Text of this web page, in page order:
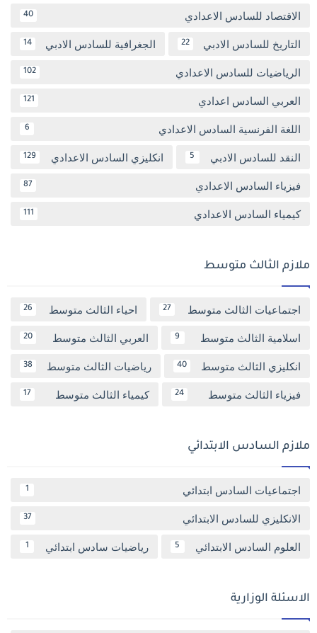
الاقتصاد للسادس الاعدادي 40
التاريخ للسادس الادبي 22 الجغرافية للسادس الادبي 14
الرياضيات للسادس الاعدادي 102
العربي السادس اعدادي 121
اللغة الفرنسية السادس الاعدادي 6
النقد للسادس الادبي 5 انكليزي السادس الاعدادي 129
فيزياء السادس الاعدادي 87
كيمياء السادس الاعدادي 111
ملازم الثالث متوسط
اجتماعيات الثالث متوسط 27 احياء الثالث متوسط 26
اسلامية الثالث متوسط 9 العربي الثالث متوسط 20
انكليزي الثالث متوسط 40 رياضيات الثالث متوسط 38
فيزياء الثالث متوسط 24 كيمياء الثالث متوسط 17
ملازم السادس الابتدائي
اجتماعيات السادس ابتدائي 1
الانكليزي للسادس الابتدائي 37
العلوم السادس الابتدائي 5 رياضيات سادس ابتدائي 1
الاسئلة الوزارية